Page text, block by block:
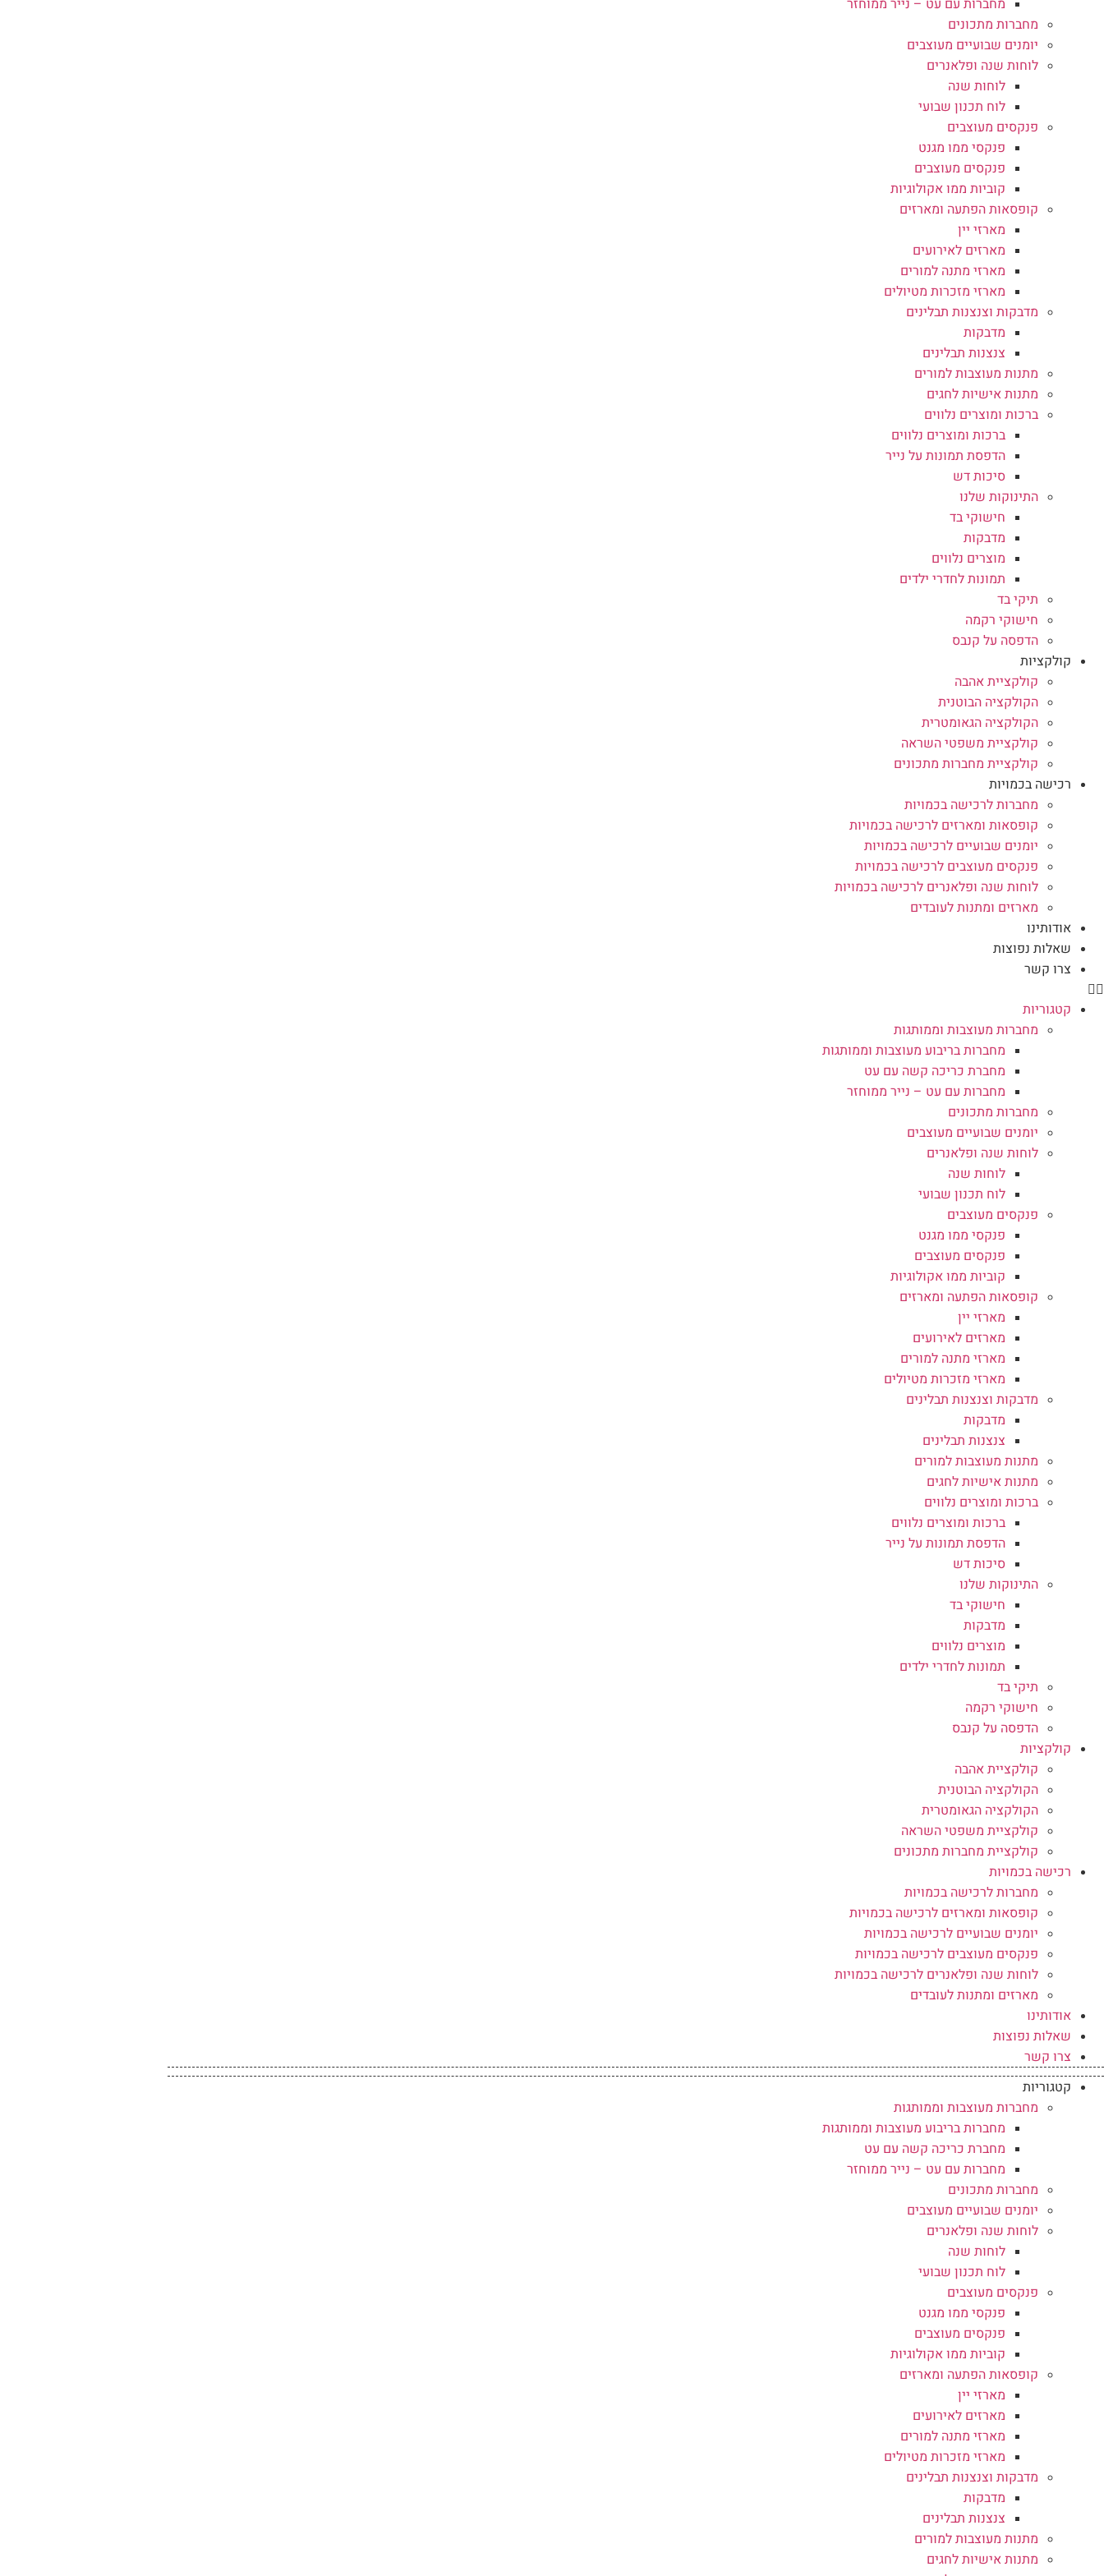
מחברות מתכונים
יומנים שבועיים מעוצבים
לוחות שנה ופלאנרים
לוחות שנה
לוח תכנון שבועי
פנקסים מעוצבים
פנקסי ממו מגנט
פנקסים מעוצבים
קוביות ממו אקולוגיות
קופסאות הפתעה ומארזים
מארזי יין
מארזים לאירועים
מארזי מתנה למורים
מארזי מזכרות מטיולים
מדבקות וצנצנות תבלינים
מדבקות
צנצנות תבלינים
מתנות מעוצבות למורים
מתנות אישיות לחגים
ברכות ומוצרים נלווים
ברכות ומוצרים נלווים
הדפסת תמונות על נייר
סיכות דש
התינוקות שלנו
חישוקי בד
מדבקות
מוצרים נלווים
תמונות לחדרי ילדים
תיקי בד
חישוקי רקמה
הדפסה על קנבס
קולקציות
קולקציית אהבה
הקולקציה הבוטנית
הקולקציה הגאומטרית
קולקציית משפטי השראה
קולקציית מחברות מתכונים
רכישה בכמויות
מחברות לרכישה בכמויות
קופסאות ומארזים לרכישה בכמויות
יומנים שבועיים לרכישה בכמויות
פנקסים מעוצבים לרכישה בכמויות
לוחות שנה ופלאנרים לרכישה בכמויות
מארזים ומתנות לעובדים
אודותינו
שאלות נפוצות
צרו קשר
קטגוריות
מחברות מעוצבות וממותגות
מחברות בריבוע מעוצבות וממותגות
מחברת כריכה קשה עם עט
מחברות עם עט – נייר ממוחזר
מחברות מתכונים
יומנים שבועיים מעוצבים
לוחות שנה ופלאנרים
לוחות שנה
לוח תכנון שבועי
פנקסים מעוצבים
פנקסי ממו מגנט
פנקסים מעוצבים
קוביות ממו אקולוגיות
קופסאות הפתעה ומארזים
מארזי יין
מארזים לאירועים
מארזי מתנה למורים
מארזי מזכרות מטיולים
מדבקות וצנצנות תבלינים
מדבקות
צנצנות תבלינים
מתנות מעוצבות למורים
מתנות אישיות לחגים
ברכות ומוצרים נלווים
ברכות ומוצרים נלווים
הדפסת תמונות על נייר
סיכות דש
התינוקות שלנו
חישוקי בד
מדבקות
מוצרים נלווים
תמונות לחדרי ילדים
תיקי בד
חישוקי רקמה
הדפסה על קנבס
קולקציות
קולקציית אהבה
הקולקציה הבוטנית
הקולקציה הגאומטרית
קולקציית משפטי השראה
קולקציית מחברות מתכונים
רכישה בכמויות
מחברות לרכישה בכמויות
קופסאות ומארזים לרכישה בכמויות
יומנים שבועיים לרכישה בכמויות
פנקסים מעוצבים לרכישה בכמויות
לוחות שנה ופלאנרים לרכישה בכמויות
מארזים ומתנות לעובדים
אודותינו
שאלות נפוצות
צרו קשר
קטגוריות
מחברות מעוצבות וממותגות
מחברות בריבוע מעוצבות וממותגות
מחברת כריכה קשה עם עט
מחברות עם עט – נייר ממוחזר
מחברות מתכונים
יומנים שבועיים מעוצבים
לוחות שנה ופלאנרים
לוחות שנה
לוח תכנון שבועי
פנקסים מעוצבים
פנקסי ממו מגנט
פנקסים מעוצבים
קוביות ממו אקולוגיות
קופסאות הפתעה ומארזים
מארזי יין
מארזים לאירועים
מארזי מתנה למורים
מארזי מזכרות מטיולים
מדבקות וצנצנות תבלינים
מדבקות
צנצנות תבלינים
מתנות מעוצבות למורים
מתנות אישיות לחגים